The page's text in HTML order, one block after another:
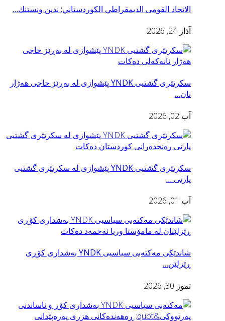
الاتحاد القومى الديمقراطي الكوردستاني: ندين ونستنك…
آذار 24, 2026
سكرتێری گشتیی YNDK پێشوازى لە بەڕێز حاجی هەژار
نان…
آب 02, 2026
سكرتێری گشتیی YNDK پێشوازی لە سکرتێرى گشتیى
پارتى …
آب 01, 2026
شاندێكی مه‌كته‌بی سیاسیی YNDK به‌شداری كۆڕى
ڕێزلێن…
تموز 30, 2026